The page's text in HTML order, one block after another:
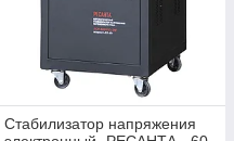
Стабилизатор напряжения